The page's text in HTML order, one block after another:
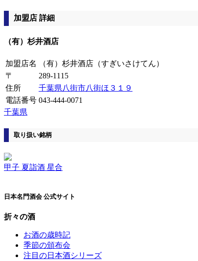
加盟店 詳細
（有）杉井酒店
加盟店名 （有）杉井酒店 （すぎいさけてん）
〒
289-1115
住所
千葉県八街市八街ほ３１９
電話番号 043-444-0071
千葉県
取り扱い銘柄
甲子 夏詣酒 星合
日本名門酒会 公式サイト
折々の酒
お酒の歳時記
季節の頒布会
注目の日本酒シリーズ